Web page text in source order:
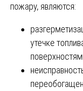
пожару, являются:
утечке